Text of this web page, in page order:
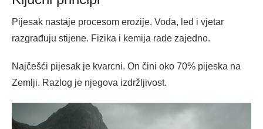
Pijesak nastaje procesom erozije. Voda, led i vjetar
razgrađuju stijene. Fizika i kemija rade zajedno.
Najčešći pijesak je kvarcni. On čini oko 70% pijeska na
Zemlji. Razlog je njegova izdržljivost.